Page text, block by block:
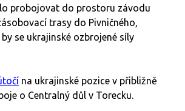
probojovat do prostoru závodu
trasy do Pivničného,
se ukrajinské ozbrojené síly
na ukrajinské pozice v přibližně
o Centralný důl v Torecku.